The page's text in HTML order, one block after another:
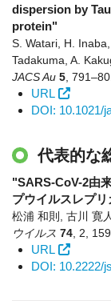
dispersion by
protein"
S. Watari, H.
Tadakuma, A.
JACS Au 5
URL
DOI: 10.1021/
代表的な
"SARS-CoV-2由
プウイルスレプ
松浦 和則, 古川 寛人
ウイルス 74 2
URL
DOI: 10.2222/